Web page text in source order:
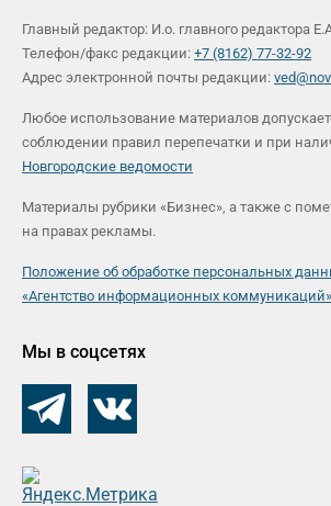
Главный редактор: И.о. главного редактора
Телефон/факс редакции: +7 (8162) 77-32-92
Адрес электронной почты редакции:
Любое использование материалов
соблюдении правил перепечатки и при
Новгородские ведомости
Материалы рубрики «Бизнес», а также с
на правах рекламы.
Положение об обработке персональных
«Агентство информационных коммуникаций»
Мы в соцсетях